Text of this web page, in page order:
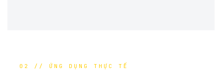
02 // ỨNG DỤNG THỰC TẾ